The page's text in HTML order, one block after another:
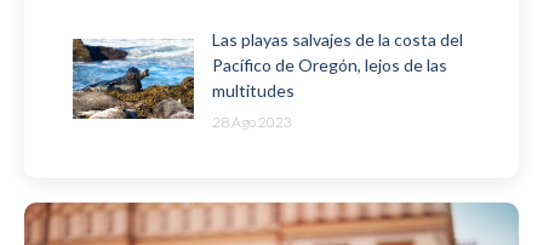
Las playas salvajes de la costa del
Pacífico de Oregón, lejos de las
multitudes
28 Ago 2023